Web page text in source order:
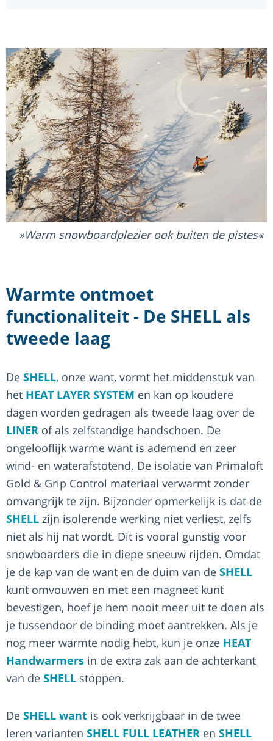
Warm snowboardplezier ook buiten de pistes
Warmte ontmoet
functionaliteit - De SHELL als
tweede laag
De SHELL, onze want, vormt het middenstuk van
het HEAT LAYER SYSTEM en kan op koudere
dagen worden gedragen als tweede laag over de
LINER of als zelfstandige handschoen. De
ongelooflijk warme want is ademend en zeer
wind- en waterafstotend. De isolatie van Primaloft
Gold & Grip Control materiaal verwarmt zonder
omvangrijk te zijn. Bijzonder opmerkelijk is dat de
SHELL zijn isolerende werking niet verliest, zelfs
niet als hij nat wordt. Dit is vooral gunstig voor
snowboarders die in diepe sneeuw rijden. Omdat
je de kap van de want en de duim van de SHELL
kunt omvouwen en met een magneet kunt
bevestigen, hoef je hem nooit meer uit te doen als
je tussendoor de binding moet aantrekken. Als je
nog meer warmte nodig hebt, kun je onze HEAT
Handwarmers in de extra zak aan de achterkant
van de SHELL stoppen.
De SHELL want is ook verkrijgbaar in de twee
leren varianten SHELL FULL LEATHER en SHELL